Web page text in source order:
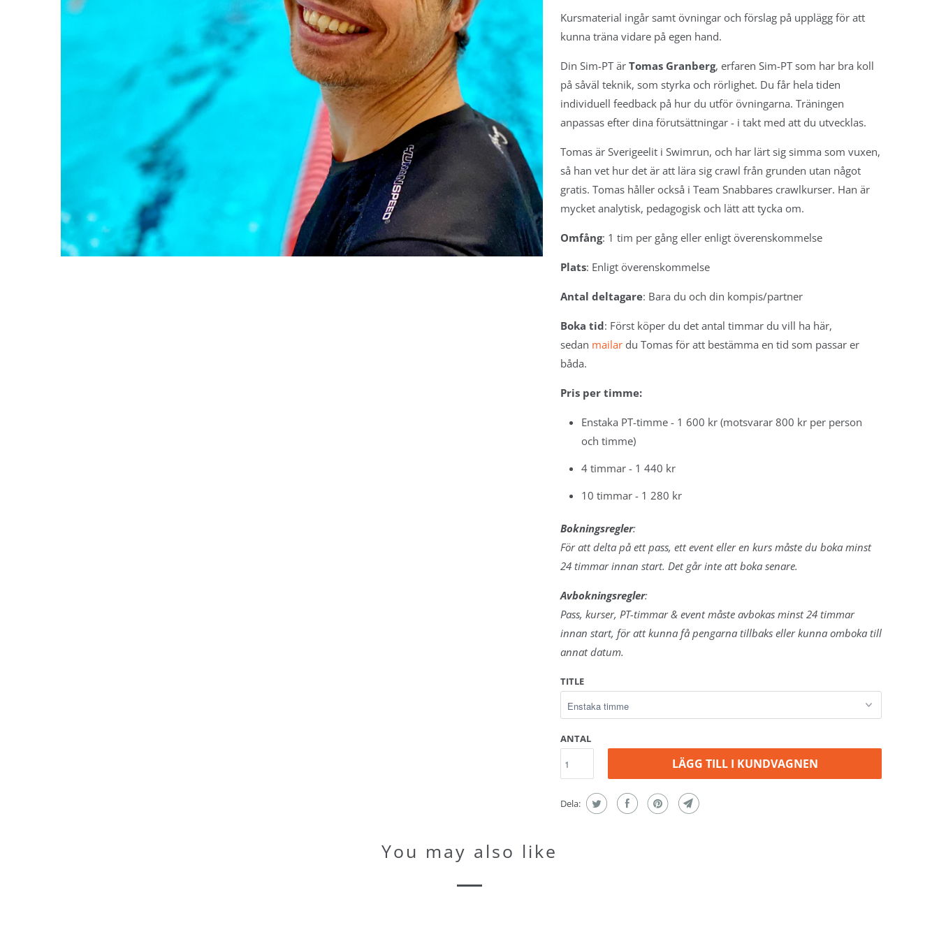
Hellasgården, Sthlm
Simsafari - Drevviken,
Simsafari Tyresö o
Tyresta SwimHike -
Sthlm
Simsafari - Tyresta
Swimrun, Sthlm
Crawlkurs intensiv,
Farsta
Simträning Deluxe
Guide
Deluxe Farter
Måndagar
Deluxe Variation
Onsdagar
Så säger deltagarna
LÖPNING
Teknikcoaching &
filmad löpanalys
Löp-PT Tomas, Sthlm
Löp-PT Martin, Malmö
Därför ska du träna
löpteknik
Dina löptränare
Så säger deltagarna
TRIATHLON
Big Day 25 juli -
Hellasgården
Kursmaterial ingår samt övningar och förslag på upplägg för att
kunna träna vidare på egen hand.
Din Sim-PT är Tomas Granberg, erfaren Sim-PT som har bra koll
på såväl teknik, som styrka och rörlighet. Du får hela tiden
individuell feedback på hur du utför övningarna. Träningen
anpassas efter dina förutsättningar - i takt med att du utvecklas.
Tomas är Sverigeelit i Swimrun, och har lärt sig simma som vuxen,
så han vet hur det är att lära sig crawl från grunden utan något
gratis. Tomas håller också i Team Snabbares crawlkurser. Han är
mycket analytisk, pedagogisk och lätt att tycka om.
Omfång: 1 tim per gång eller enligt överenskommelse
Plats: Enligt överenskommelse
Antal deltagare: Bara du och din kompis/partner
Boka tid: Först köper du det antal timmar du vill ha här,
sedan mailar du Tomas för att bestämma en tid som passar er
båda.
Pris per timme:
Enstaka PT-timme - 1 600 kr (motsvarar 800 kr per person
och timme)
4 timmar - 1 440 kr
10 timmar - 1 280 kr
Bokningsregler:
För att delta på ett pass, ett event eller en kurs måste du boka minst
24 timmar innan start. Det går inte att boka senare.
Avbokningsregler:
Pass, kurser, PT-timmar & event måste avbokas minst 24 timmar
innan start, för att kunna få pengarna tillbaks eller kunna omboka till
annat datum.
TITLE
ANTAL
LÄGG TILL I KUNDVAGNEN
Dela:
You may also like